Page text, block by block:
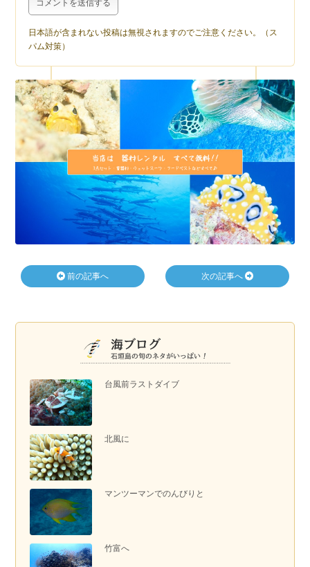
台風前ラストダイブ
北風に
マンツーマンでのんびりと
竹富へ
日本語が含まれない投稿は無視されますのでご注意ください。（ス
パム対策）
前の記事へ 次の記事へ